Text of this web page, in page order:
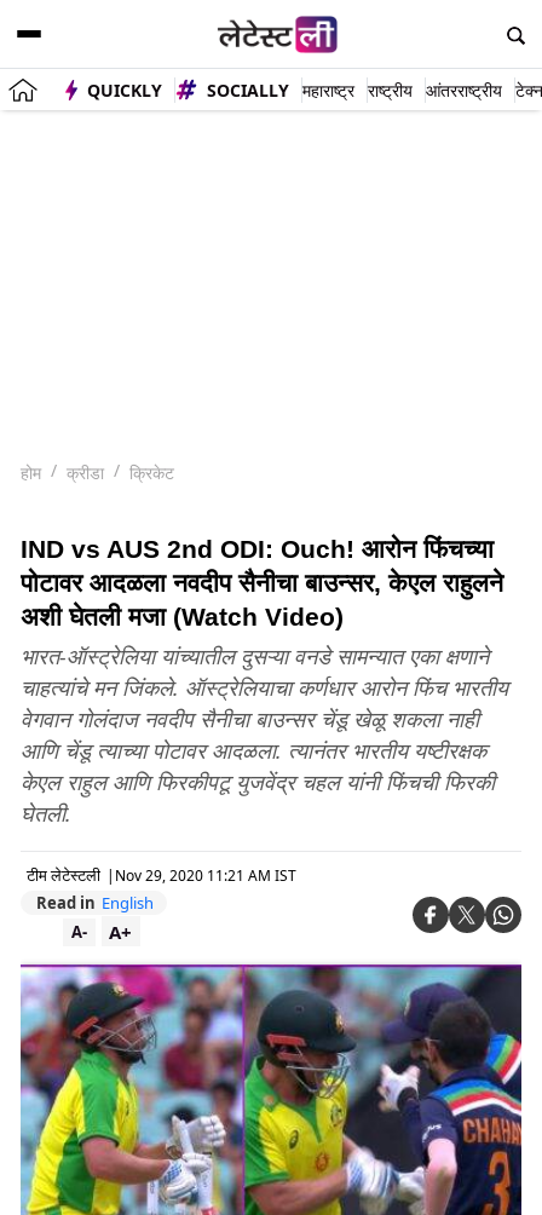
QUICKLY SOCIALLY महाराष्ट्र राष्ट्रीय आंतरराष्ट्रीय
होम क्रीडा क्रिकेट
IND vs AUS 2nd ODI: Ouch! आरोन फिंचच्या
पोटावर आदळला नवदीप सैनीचा बाउन्सर, केएल राहुलने
अशी घेतली मजा (Watch Video)
भारत-ऑस्ट्रेलिया यांच्यातील दुसऱ्या वनडे सामन्यात एका क्षणाने
चाहत्यांचे मन जिंकले. ऑस्ट्रेलियाचा कर्णधार आरोन फिंच भारतीय
वेगवान गोलंदाज नवदीप सैनीचा बाउन्सर चेंडू खेळू शकला नाही
आणि चेंडू त्याच्या पोटावर आदळला. त्यानंतर भारतीय यष्टीरक्षक
केएल राहुल आणि फिरकीपटू युजवेंद्र चहल यांनी फिंचची फिरकी
घेतली.
टीम लेटेस्टली | Nov 29, 2020 11:21 AM IST
Read in English
A+
A-